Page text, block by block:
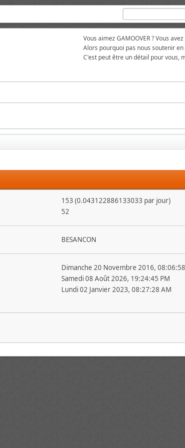
Vous aimez GAMOOVER ? Vous
Alors pourquoi pas nous soutenir
C'est peut être un détail pour vous,
153 (0.043122886133033 par jour)
52
BESANCON
Dimanche 20 Novembre 2016,
Samedi 08 Août 2026, 19:24:45 PM
Lundi 02 Janvier 2023, 08:27:28 AM